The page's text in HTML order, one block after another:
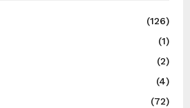
(126)
(1)
(2)
(4)
(72)